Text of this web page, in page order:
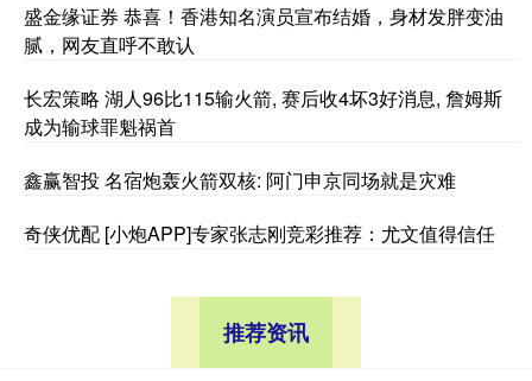
盛金缘证券 恭喜！香港知名演员宣布结婚，身材发胖变油
腻，网友直呼不敢认
长宏策略 湖人96比115输火箭, 赛后收4坏3好消息, 詹姆斯
成为输球罪魁祸首
鑫赢智投 名宿炮轰火箭双核: 阿门申京同场就是灾难
奇侠优配 [小炮APP]专家张志刚竞彩推荐：尤文值得信任
推荐资讯